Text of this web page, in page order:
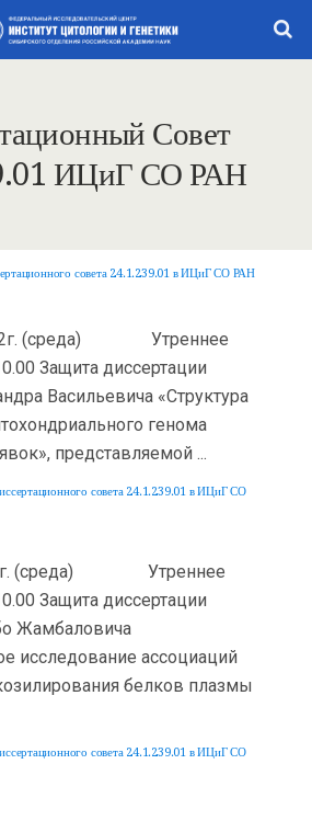
Совет
ИЦиГ СО РАН
совета 24.1.239.01 в ИЦиГ СО РАН
(среда) Утреннее
Защита диссертации
Васильевича «Структура
генома
представляемой ...
совета 24.1.239.01 в ИЦиГ СО
(среда) Утреннее
Защита диссертации
Жамбаловича
исследование ассоциаций
белков плазмы
совета 24.1.239.01 в ИЦиГ СО